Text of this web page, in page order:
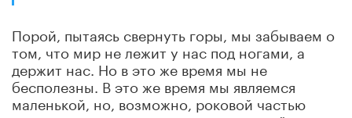
Порой, пытаясь свернуть горы, мы забываем о
том, что мир не лежит у нас под ногами, а
держит нас. Но в это же время мы не
бесполезны. В это же время мы являемся
маленькой, но, возможно, роковой частью